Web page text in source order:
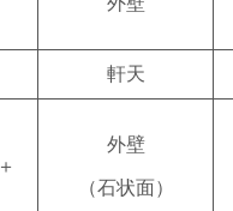
軒天
外壁
（石状面）